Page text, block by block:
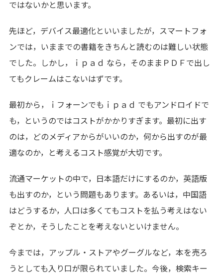
ではないかと思います。
先ほど，デバイス最適化といいましたが，スマートフォ
ンでは，いままでの書籍をきちんと読むのは難しい状態
でした。しかし，ｉｐａｄ なら，そのままＰＤＦで出し
てもクレームはこないはずです。
最初から，ｉフォーンでもｉｐａｄ でもアンドロイドで
も，というのではコストがかかりすぎます。最初に出す
のは，どのメディアからがいいのか，何から出すのが最
適なのか，と考えるコスト感覚が大切です。
流通マーケットの中で，日本語だけにするのか，英語版
も出すのか，という問題もあります。あるいは，中国語
はどうするか，人口は多くてもコストを払う考えはない
ぞとか，そうしたことを考えないといけません。
今までは，アップル・ストアやグーグルなど，本を売ろ
うとしても入り口が限られていました。今後，検索キー